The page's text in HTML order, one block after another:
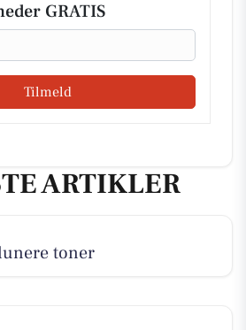
GRATIS
Tilmeld
ARTIKLER
toner